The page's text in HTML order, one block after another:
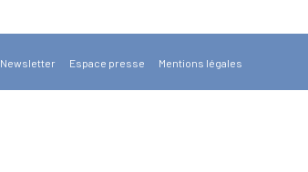
Newsletter Espace presse Mentions légales